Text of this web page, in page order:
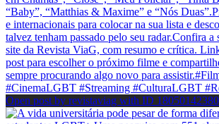
Open post by revistaviag with ID